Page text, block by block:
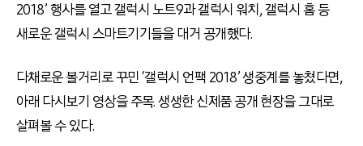
2018’ 행사를 열고 갤럭시 노트9과 갤럭시 워치, 갤럭시 홈 등
새로운 갤럭시 스마트기기들을 대거 공개했다.
다채로운 볼거리로 꾸민 ‘갤럭시 언팩 2018’ 생중계를 놓쳤다면,
아래 다시보기 영상을 주목. 생생한 신제품 공개 현장을 그대로
살펴볼 수 있다.